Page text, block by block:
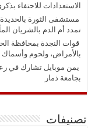
الاستعدادات للاحتفاء
مستشفى الثورة
تمدد أم الدم بالشريان
بالأمراض، ولحوم وأسماك
يمن موبايل تشارك في
بجامعة ذمار
تصنيفات